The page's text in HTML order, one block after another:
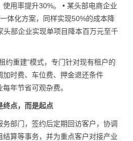
用率提升30%。 • 某头部电商企业
体化方案，同样实现50%的成本降
头部企业实现单项目降本百万元至千
约重建”模式，专门针对现有租户的
加时费、车位费、押金退还条件
年节省可观杂费。
终点，而是起点
部门，签约后定期回访客户，协调
算等事务，并为重点客户对接产业